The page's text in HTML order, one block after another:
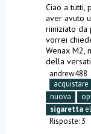
Ciao a tutti,
aver avuto
riiniziato da
vorrei
Wenax M2,
della
andrew488
acquistare
nuova
sigaretta
Risposte: 3